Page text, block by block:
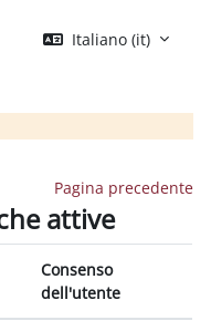
Italiano ‎(it)‎
Pagina precedente
attive
Consenso
dell'utente